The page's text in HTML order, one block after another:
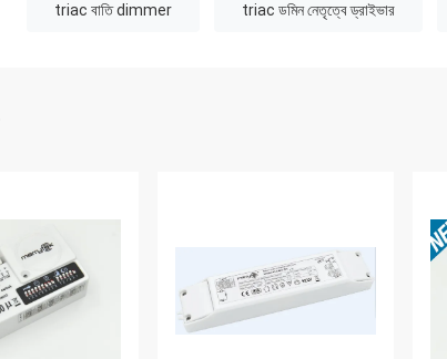
triac বাতি dimmer triac ডমিন নেতৃত্বে ড্রাইভার